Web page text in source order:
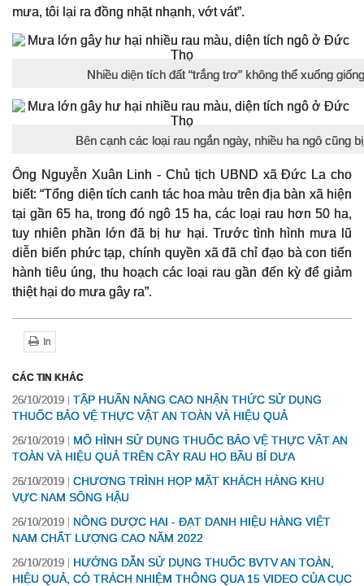
mưa, tôi lại ra đồng nhặt nhạnh, vớt vát”.
Nhiều diện tích đất “trắng trơ” không thể xuống
Bên cạnh các loại rau ngắn ngày, nhiều ha ngô cũng
Ông Nguyễn Xuân Linh - Chủ tịch UBND xã Đức La cho
biết: “Tổng diện tích canh tác hoa màu trên địa bàn xã hiện
tại gần 65 ha, trong đó ngô 15 ha, các loại rau hơn 50 ha,
tuy nhiên phần lớn đã bị hư hại. Trước tình hình mưa lũ
diễn biến phức tạp, chính quyền xã đã chỉ đạo bà con tiến
hành tiêu úng, thu hoạch các loại rau gần đến kỳ để giảm
thiệt hại do mưa gây ra”.
In
CÁC TIN KHÁC
26/10/2019
TẬP HUẤN NÂNG CAO NHẬN THỨC SỬ DỤNG
THUỐC BẢO VỆ THỰC VẬT AN TOÀN VÀ HIỆU QUẢ
26/10/2019
MÔ HÌNH SỬ DỤNG THUỐC BẢO VỆ THỰC VẬT AN
TOÀN VÀ HIỆU QUẢ TRÊN CÂY RAU HỌ BẦU BÍ DƯA
26/10/2019
CHƯƠNG TRÌNH HỌP MẶT KHÁCH HÀNG KHU
VỰC NAM SÔNG HẬU
26/10/2019
NÔNG DƯỢC HAI - ĐẠT DANH HIỆU HÀNG VIỆT
NAM CHẤT LƯỢNG CAO NĂM 2022
26/10/2019
HƯỚNG DẪN SỬ DỤNG THUỐC BVTV AN TOÀN,
HIỆU QUẢ, CÓ TRÁCH NHIỆM THÔNG QUA 15 VIDEO CỦA CỤC